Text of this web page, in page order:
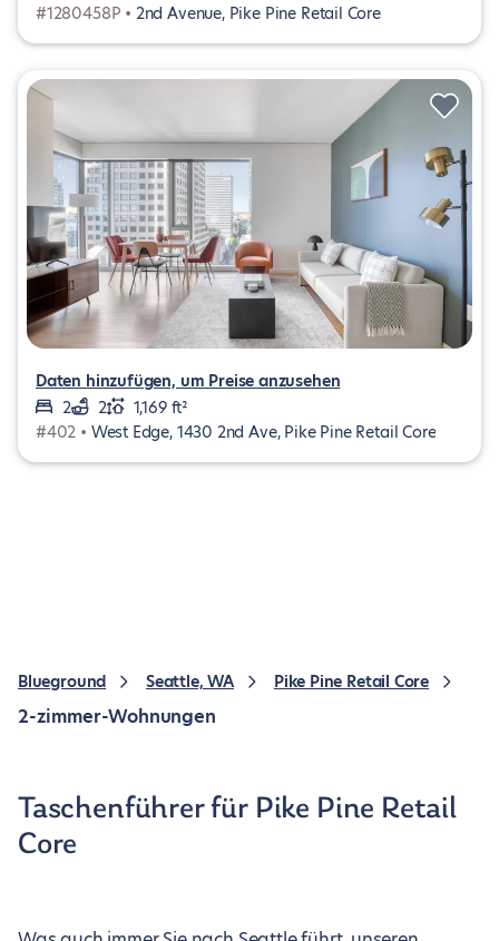
#1280458P • 2nd Avenue, Pike Pine Retail Core
Daten hinzufügen, um Preise anzusehen
2
2
1,169 ft²
#402 • West Edge, 1430 2nd Ave, Pike Pine Retail Core
Blueground Seattle, WA Pike Pine Retail Core
2-zimmer-Wohnungen
Taschenführer für Pike Pine Retail
Core